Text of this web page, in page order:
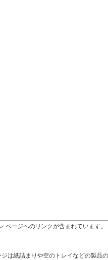
ページへのリンクが含まれています。
ジは紙詰まりや空のトレイなどの製品